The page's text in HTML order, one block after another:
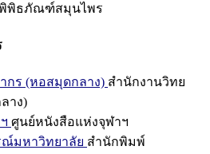
พิธภัณฑ์สมุนไพร
กร (หอสมุดกลาง) สำนักงานวิทย
าง)
ศูนย์หนังสือแห่งจุฬาฯ
มหาวิทยาลัย สำนักพิมพ์